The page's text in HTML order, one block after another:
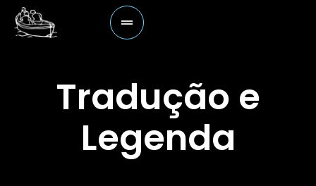
Tradução e
Legenda